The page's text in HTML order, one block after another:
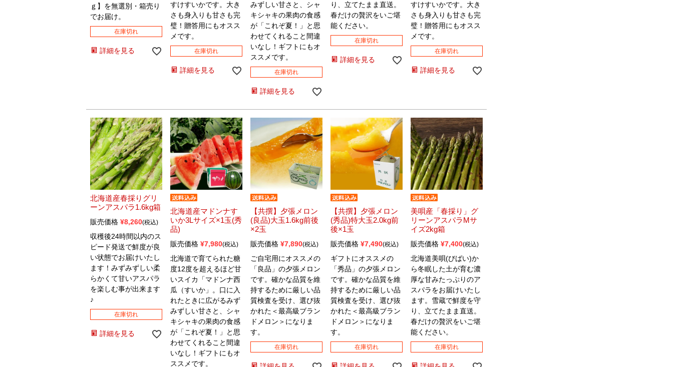
ｇ】を無選別・箱売り
でお届け。
在庫切れ
詳細を見る
すけすいかです。大き
さも身入りも甘さも完
璧！贈答用にもオスス
メです。
在庫切れ
詳細を見る
みずしい甘さと、シャ
キシャキの果肉の食感
が「これぞ夏！」と思
わせてくれること間違
いなし！ギフトにもオ
ススメです。
在庫切れ
詳細を見る
り、立てたまま直送。
春だけの贅沢をいご堪
能ください。
在庫切れ
詳細を見る
すけすいかです。大き
さも身入りも甘さも完
璧！贈答用にもオスス
メです。
在庫切れ
詳細を見る
北海道産春採りグリ
ーンアスパラ1.6kg箱
販売価格 ¥8,260 税込
収穫後24時間以内のス
ピード発送で鮮度が良
い状態でお届けいたし
ます！みずみずしい柔
らかくて甘いアスパラ
を楽しむ事が出来ます
♪
在庫切れ
詳細を見る
北海道産マドンナす
いか3Lサイズ×1玉(秀
品)
販売価格 ¥7,980 税込
北海道で育てられた糖
度12度を超えるほど甘
いスイカ「マドンナ西
瓜（すいか」。口に入
れたときに広がるみず
みずしい甘さと、シャ
キシャキの果肉の食感
が「これぞ夏！」と思
わせてくれること間違
いなし！ギフトにもオ
ススメです。
【共撰】夕張メロン
(良品)大玉1.6kg前後
×2玉
販売価格 ¥7,890 税込
ご自宅用にオススメの
「良品」の夕張メロン
です。確かな品質を維
持するために厳しい品
質検査を受け、選び抜
かれた＜最高級ブラン
ドメロン＞になりま
す。
在庫切れ
【共撰】夕張メロン
(秀品)特大玉2.0kg前
後×1玉
販売価格 ¥7,490 税込
ギフトにオススメの
「秀品」の夕張メロン
です。確かな品質を維
持するために厳しい品
質検査を受け、選び抜
かれた＜最高級ブラン
ドメロン＞になりま
す。
在庫切れ
美唄産「春採り」グ
リーンアスパラMサ
イズ2kg箱
販売価格 ¥7,400 税込
北海道美唄(びばい)か
ら冬眠した土が育む濃
厚な甘みたっぷりのア
スパラをお届けいたし
ます。雪蔵で鮮度を守
り、立てたまま直送。
春だけの贅沢をいご堪
能ください。
在庫切れ